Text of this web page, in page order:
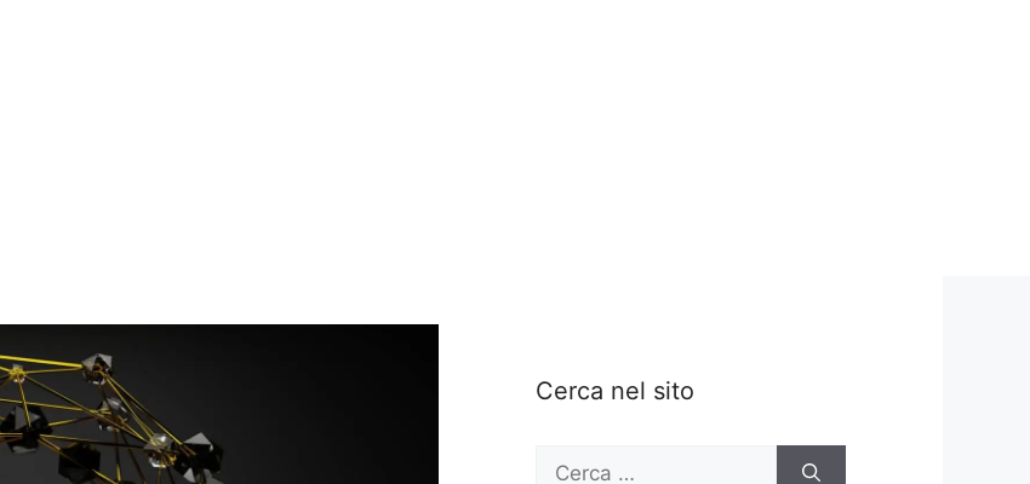
Cerca nel sito
Ricerca